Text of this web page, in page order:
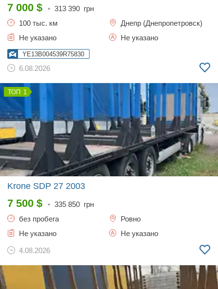
7 000 $ • 313 390 грн
100 тыс. км
Днепр (Днепропетровск)
Не указано
Не указано
YE13B004539R75830
6.08.2026
1
Krone SDP 27 2003
7 500 $ • 335 850 грн
без пробега
Ровно
Не указано
Не указано
4.08.2026